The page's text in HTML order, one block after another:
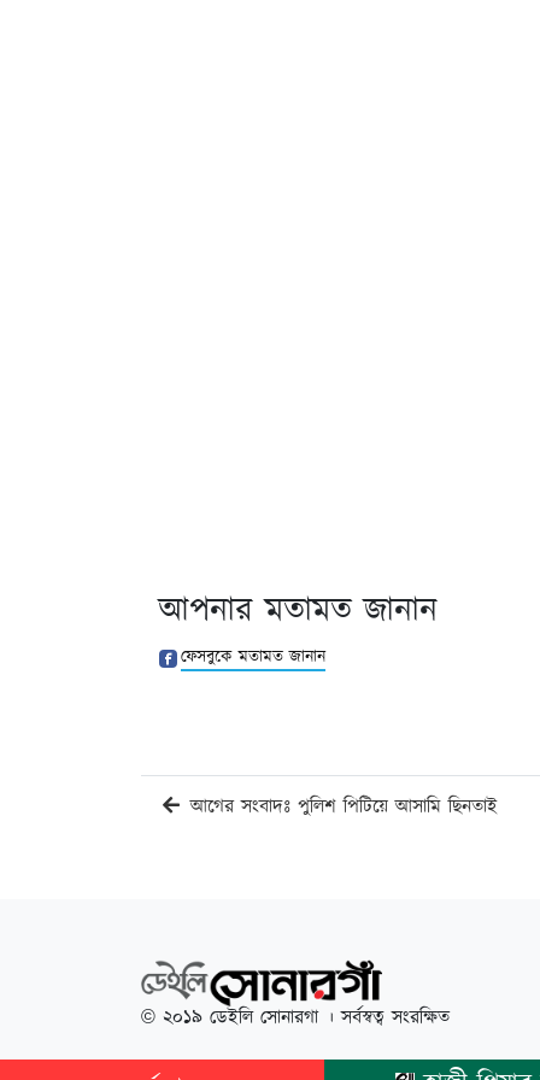
আপনার মতামত জানান
ফেসবুকে মতামত জানান
আগের সংবাদঃ পুলিশ পিটিয়ে আসামি ছিনতাই
© ২০১৯ ডেইলি সোনারগা । সর্বস্বত্ব সংরক্ষিত